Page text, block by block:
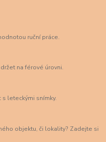
ruční práce.
na férové úrovni.
leteckými snímky.
objektu, či lokality? Zadejte si